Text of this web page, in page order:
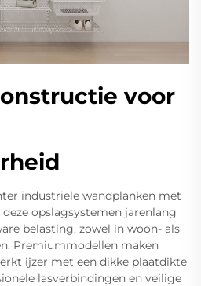
voor
industriële wandplanken met
opslagsystemen jarenlang
belasting, zowel in woon- als
Premiummodellen maken
ijzer met een dikke plaatdikte
lasverbindingen en veilige